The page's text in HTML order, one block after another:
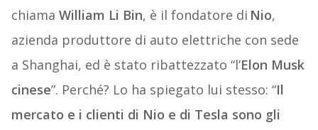
chiama William Li Bin, è il fondatore di Nio,
azienda produttore di auto elettriche con sede
a Shanghai, ed è stato ribattezzato “l’Elon Musk
cinese”. Perché? Lo ha spiegato lui stesso: “Il
mercato e i clienti di Nio e di Tesla sono gli